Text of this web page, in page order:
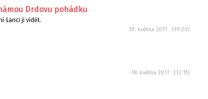
Drdovu pohádku
šanci ji vidět.
19. května 2017 (19:02)
18. května 2017 (12:15)